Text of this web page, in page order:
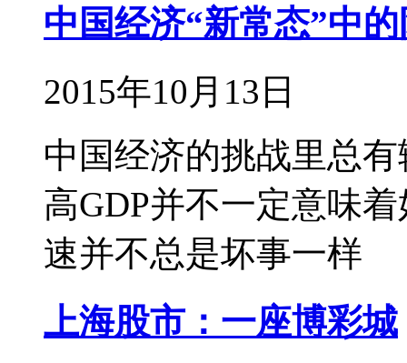
中国经济“新常态”中
2015年10月13日
中国经济的挑战里总
高GDP并不一定意味
速并不总是坏事一样
上海股市：一座博彩城